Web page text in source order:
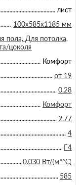
лист
100х585х1185 мм
пола, Для потолка,
цоколя
Комфорт
от 19
0.28
Комфорт
2.77
4
Г4
0.030 Вт/(м*°C)
585